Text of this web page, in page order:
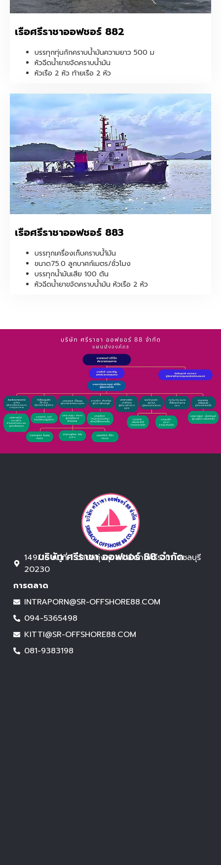
เรือศรีราชาออฟชอร์ 882
บรรทุกทุ่นกักคราบน้ำมันความยาว 500 ม
หัวฉีดน้ำยาขจัดคราบน้ำมัน
หัวเรือ 2 หัว ท้ายเรือ 2 หัว
เรือศรีราชาออฟชอร์ 883
บรรทุกเครื่องเก็บคราบน้ำ้มัน
ขนาด75.0 ลูกบาศก์เมตร/ชั่วโมง
บรรทุกน้ำมันเสีย 100 ตัน
หัวฉีดน้ำยาขจัดคราบน้ำมัน หัวเรือ 2 หัว
บริษัท ศรีราชา ออฟชอร์ 88 จำกัด
149/16 หมู่ที่ 1 ตำบลทุ่งสุขลา อำเภอศรีราชา จ.ชลบุรี
20230
การตลาด
INTRAPORN@SR-OFFSHORE88.COM
094-5365498
KITTI@SR-OFFSHORE88.COM
081-9383198